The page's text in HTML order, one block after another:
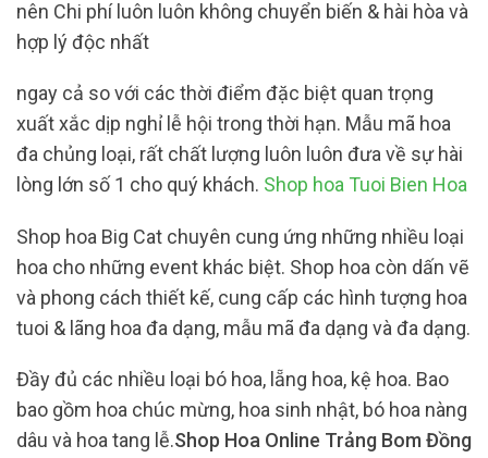
nên Chi phí luôn luôn không chuyển biến & hài hòa và
hợp lý độc nhất
ngay cả so với các thời điểm đặc biệt quan trọng
xuất xắc dịp nghỉ lễ hội trong thời hạn. Mẫu mã hoa
đa chủng loại, rất chất lượng luôn luôn đưa về sự hài
lòng lớn số 1 cho quý khách. Shop hoa Tuoi Bien Hoa
Shop hoa Big Cat chuyên cung ứng những nhiều loại
hoa cho những event khác biệt. Shop hoa còn dấn vẽ
và phong cách thiết kế, cung cấp các hình tượng hoa
tuoi & lãng hoa đa dạng, mẫu mã đa dạng và đa dạng.
Đầy đủ các nhiều loại bó hoa, lẵng hoa, kệ hoa. Bao
bao gồm hoa chúc mừng, hoa sinh nhật, bó hoa nàng
dâu và hoa tang lễ.Shop Hoa Online Trảng Bom Đồng